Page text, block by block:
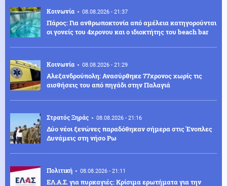
Κοινωνία 08.08.2026 - 21:37
Πάρος: Για ανθρωποκτονία από αμέλεια κατηγορούνται
οι γονείς του 4χρονου και ο ιδιοκτήτης του beach bar
Κοινωνία 08.08.2026 - 21:29
Αλεξανδρούπολη: Ανασύρθηκε 77χρονος χωρίς τις
αισθήσεις του από πηγάδι στην Παλαγιά
Στρατός Ξηράς 08.08.2026 - 21:16
Δύο νέοι ξενώνες παραδόθηκαν σήμερα στις Ένοπλες
Δυνάμεις στη νήσο Ρω
Πολιτική 08.08.2026 - 21:11
ΕΛ.Α.Σ. για πυρκαγιές: Κρίσιμα ερωτήματα για την